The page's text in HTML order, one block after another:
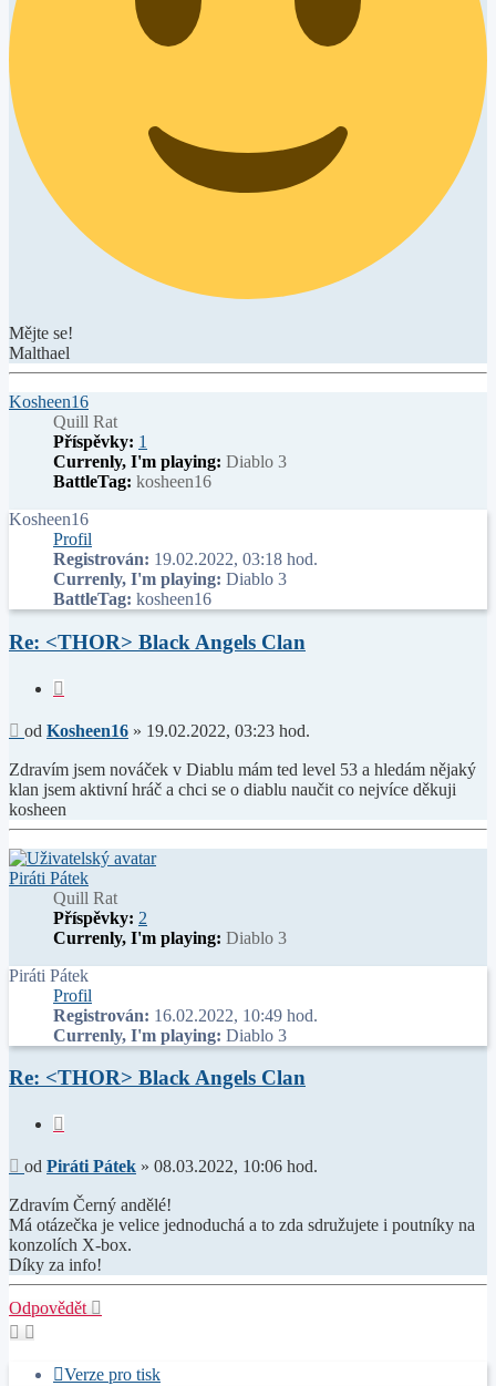
Mějte se!
Malthael
Nahoru
Kosheen16
Quill Rat
Příspěvky: 1
Currenly, I'm playing: Diablo 3
BattleTag: kosheen16
Kosheen16
Profil
Registrován: 19.02.2022, 03:18 hod.
Currenly, I'm playing: Diablo 3
BattleTag: kosheen16
Re: <THOR> Black Angels Clan
Příspěvek
od Kosheen16 » 19.02.2022, 03:23 hod.
Zdravím jsem nováček v Diablu mám ted level 53 a hledám nějaký
klan jsem aktivní hráč a chci se o diablu naučit co nejvíce děkuji
kosheen
Nahoru
Piráti Pátek
Quill Rat
Příspěvky: 2
Currenly, I'm playing: Diablo 3
Piráti Pátek
Profil
Registrován: 16.02.2022, 10:49 hod.
Currenly, I'm playing: Diablo 3
Re: <THOR> Black Angels Clan
Citace
Příspěvek
od Piráti Pátek » 08.03.2022, 10:06 hod.
Zdravím Černý andělé!
Má otázečka je velice jednoduchá a to zda sdružujete i poutníky na
konzolích X-box.
Díky za info!
Nahoru
Odpovědět
Verze pro tisk